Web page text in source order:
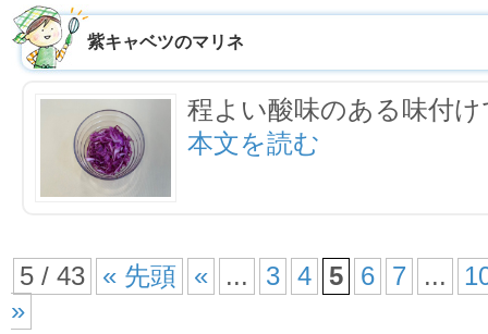
紫キャベツのマリネ
程よい酸味のある味付
本文を読む
5 / 43 « 先頭 « ... 3 4 5 6 7 ...
»